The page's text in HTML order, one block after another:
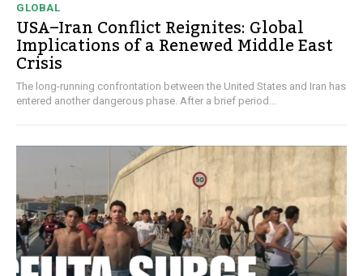
GLOBAL
USA–Iran Conflict Reignites: Global
Implications of a Renewed Middle East
Crisis
The long-running confrontation between the United States and Iran has
entered another dangerous phase. After a brief period...